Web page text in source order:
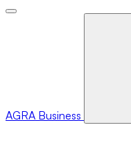
AGRA Business